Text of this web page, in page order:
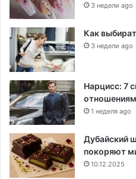
3 недели ago
Как
3 недели ago
Нарцисс: 7
1 неделя ago
Дубайский
покоряют
10.12.2025